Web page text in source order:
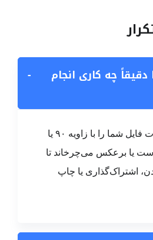
ابزار چرخاندن PDF دقیقاً چه کاری انجام
−
چرخاندن PDF صفحات فایل شما را با زاویه ۹۰ یا
یا برعکس می‌چرخاند تا
اشتراک‌گذاری یا چاپ